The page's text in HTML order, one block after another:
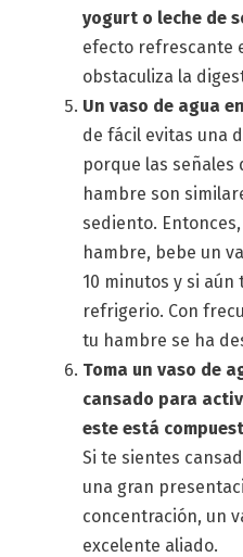
yogurt o leche de
efecto refrescante
obstaculiza la
Un vaso de agua
de fácil evitas una
porque las señales
hambre son
sediento.
hambre, bebe un
10 minutos y si
refrigerio. Con
tu hambre se ha
Toma un vaso de
cansado para
este está
Si te sientes
una gran
concentración, un
excelente aliado.